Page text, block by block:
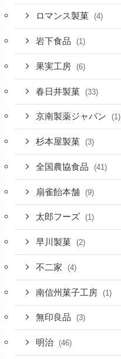
ロマンス製菓 (4)
岩下食品 (1)
果実工房 (6)
春日井製菓 (33)
京南製薬ジャパン (1)
杉本屋製菓 (3)
全国農協食品 (41)
扇雀飴本舗 (9)
太郎フーズ (1)
早川製菓 (2)
不二家 (4)
南信州菓子工房 (1)
無印良品 (3)
明治 (46)